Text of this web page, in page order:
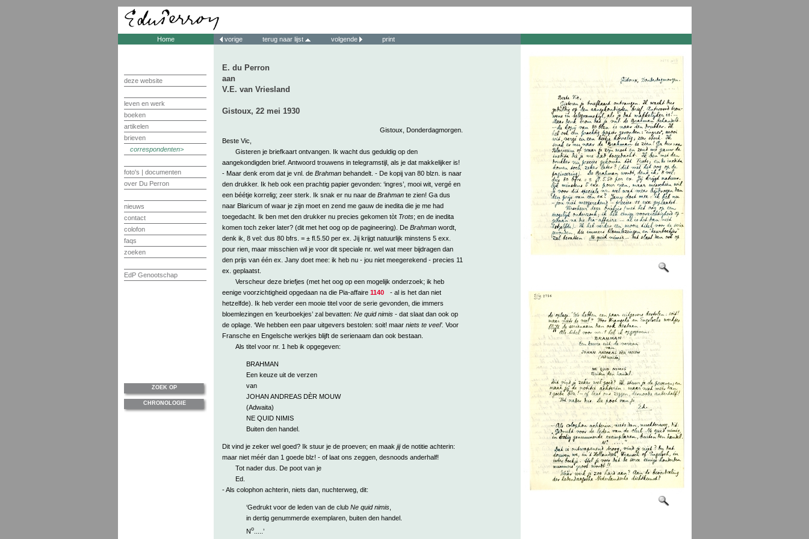
Home
deze website
leven en werk
boeken
artikelen
brieven
correspondenten
foto's | documenten
over Du Perron
nieuws
contact
colofon
faqs
zoeken
EdP Genootschap
vorige terug naar lijst volgende print
E. du Perron
aan
V.E. van Vriesland
Gistoux, 22 mei 1930
Gistoux, Donderdagmorgen.
Beste Vic,
Gisteren je briefkaart ontvangen. Ik wacht dus geduldig op den
aangekondigden brief. Antwoord trouwens in telegramstijl, als je dat makkelijker is!
- Maar denk erom dat je vnl. de Brahmanbehandelt. - De kopij van 80 blzn. is naar
den drukker. Ik heb ook een prachtig papier gevonden: ‘ingres’, mooi wit, vergé en
een béétje korrelig; zeer sterk. Ik snak er nu naar de Brahmante zien! Ga dus
naar Blaricum of waar je zijn moet en zend me gauw de inedita die je me had
toegedacht. Ik ben met den drukker nu precies gekomen tòt Trots; en de inedita
komen toch zeker later? (dit met het oog op de pagineering). De Brahmanwordt,
denk ik, 8 vel: dus 80 bfrs. = ± fl.5.50 per ex. Jij krijgt natuurlijk minstens 5 exx.
pour rien, maar misschien wil je voor dit speciale nr. wel wat meer bijdragen dan
den prijs van één ex. Jany doet mee: ik heb nu - jou niet meegerekend - precies 11
ex. geplaatst.
Verscheur deze briefjes (met het oog op een mogelijk onderzoek; ik heb
eenige voorzichtigheid opgedaan na die Pia-affaire 1140
- al is het dan niet
hetzelfde). Ik heb verder een mooie titel voor de serie gevonden, die immers
bloemlezingen en ‘keurboekjes’ zal bevatten: Ne quid nimis- dat slaat dan ook op
de oplage. ‘We hebben een paar uitgevers bestolen: soit! maar niets te veel’. Voor
Fransche en Engelsche werkjes blijft de serienaam dan ook bestaan.
Als titel voor nr. 1 heb ik opgegeven:
BRAHMAN
Een keuze uit de verzen
van
JOHAN ANDREAS DÈR MOUW
(Adwaita)
NE QUID NIMIS
Buiten den handel.
Dit vind je zeker wel goed? Ik stuur je de proeven; en maak jijde notitie achterin:
maar niet méér dan 1 goede blz! - of laat ons zeggen, desnoods anderhalf!
Tot nader dus. De poot van je
Ed.
- Als colophon achterin, niets dan, nuchterweg, dit:
‘Gedrukt voor de leden van de club Ne quid nimis,
in dertig genummerde exemplaren, buiten den handel.
No.....’
ZOEK OP
CHRONOLOGIE